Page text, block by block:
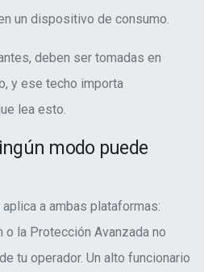
un dispositivo de consumo.
deben ser tomadas en
y ese techo importa
lea esto.
modo puede
a ambas plataformas:
la Protección Avanzada no
tu operador. Un alto funcionario